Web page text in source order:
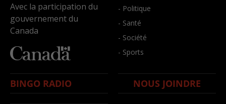
Avec la participation du
gouvernement du
Canada
- Politique
- Santé
- Société
- Sports
BINGO RADIO NOUS JOINDRE